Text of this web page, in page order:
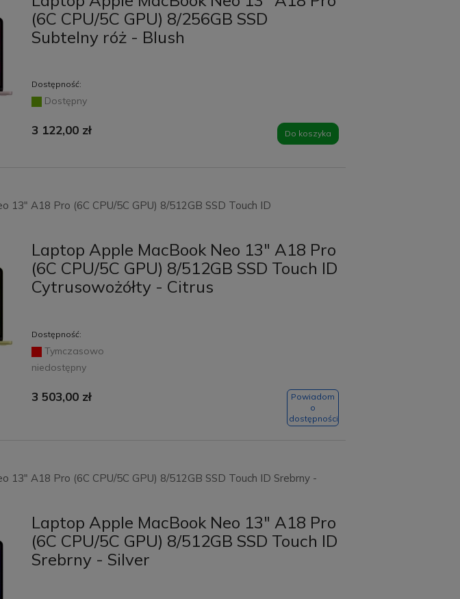
(6C CPU/5C GPU) 8/256GB SSD
Subtelny róż - Blush
Dostępność:
Dostępny
3 122,00 zł Do koszyka
13" A18 Pro (6C CPU/5C GPU) 8/512GB SSD Touch ID
Laptop Apple MacBook Neo 13" A18 Pro
(6C CPU/5C GPU) 8/512GB SSD Touch ID
Cytrusowożółty - Citrus
Dostępność:
Tymczasowo
niedostępny
3 503,00 zł
Powiadom
o
dostępności
13" A18 Pro (6C CPU/5C GPU) 8/512GB SSD Touch ID Srebrny -
Laptop Apple MacBook Neo 13" A18 Pro
(6C CPU/5C GPU) 8/512GB SSD Touch ID
Srebrny - Silver